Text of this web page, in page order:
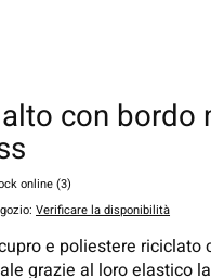
con bordo
online (3)
:Verificare la disponibilità
e poliestere riciclato
grazie al loro elastico